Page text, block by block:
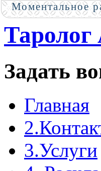
Таролог
Задать
Главная
3.Услуги
Моментальное